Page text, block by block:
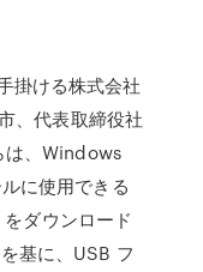
掛ける株式会社
、代表取締役社
は、Windows
に使用できる
ダウンロード
基に、USB フ